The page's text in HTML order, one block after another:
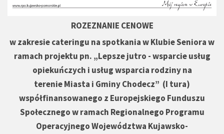
ROZEZNANIE CENOWE
w zakresie cateringu na spotkania w Klubie Seniora w
ramach projektu pn. „Lepsze jutro - wsparcie usług
opiekuńczych i usług wsparcia rodziny na
terenie Miasta i Gminy Chodecz” (I tura)
współfinansowanego z Europejskiego Funduszu
Społecznego w ramach Regionalnego Programu
Operacyjnego Województwa Kujawsko-